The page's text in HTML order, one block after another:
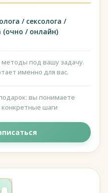
/ сексолога /
(очно / онлайн)
под вашу задачу.
именно для вас.
вы понимаете
шаги